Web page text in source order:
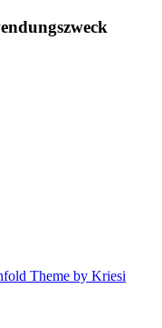
Theme by Kriesi